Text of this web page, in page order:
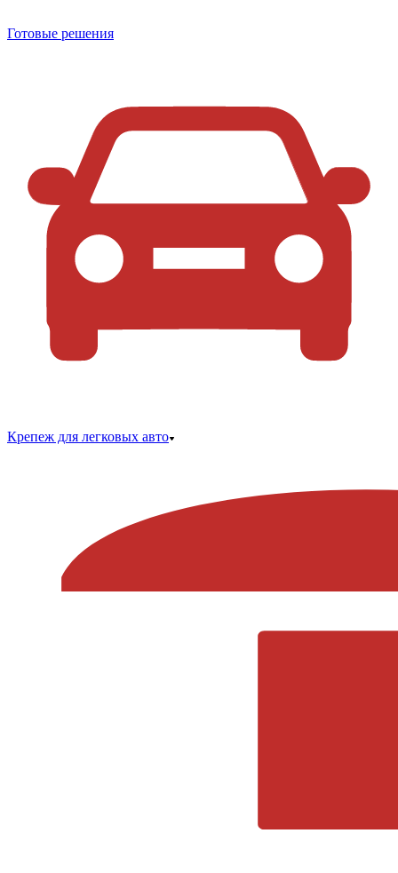
Готовые решения
Крепеж для легковых авто